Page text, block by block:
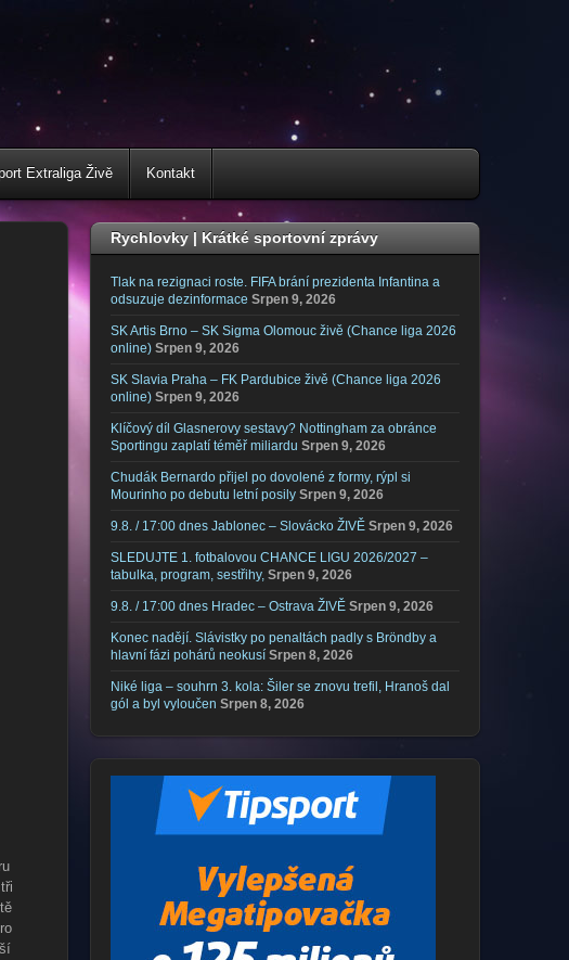
Extraliga Živě Kontakt
Rychlovky | Krátké sportovní zprávy
Tlak na rezignaci roste. FIFA brání prezidenta Infantina a
odsuzuje dezinformace Srpen 9, 2026
SK Artis Brno – SK Sigma Olomouc živě (Chance liga 2026
online) Srpen 9, 2026
SK Slavia Praha – FK Pardubice živě (Chance liga 2026
online) Srpen 9, 2026
Klíčový díl Glasnerovy sestavy? Nottingham za obránce
Sportingu zaplatí téměř miliardu Srpen 9, 2026
Chudák Bernardo přijel po dovolené z formy, rýpl si
Mourinho po debutu letní posily Srpen 9, 2026
9.8. / 17:00 dnes Jablonec – Slovácko ŽIVĚ Srpen 9, 2026
SLEDUJTE 1. fotbalovou CHANCE LIGU 2026/2027 –
tabulka, program, sestřihy, Srpen 9, 2026
9.8. / 17:00 dnes Hradec – Ostrava ŽIVĚ Srpen 9, 2026
Konec nadějí. Slávistky po penaltách padly s Bröndby a
hlavní fázi pohárů neokusí Srpen 8, 2026
Niké liga – souhrn 3. kola: Šiler se znovu trefil, Hranoš dal
gól a byl vyloučen Srpen 8, 2026